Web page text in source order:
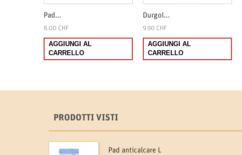
Pad...
8.00 CHF
AGGIUNGI AL
CARRELLO
Durgol...
9.90 CHF
AGGIUNGI AL
CARRELLO
PRODOTTI VISTI
Pad anticalcare L